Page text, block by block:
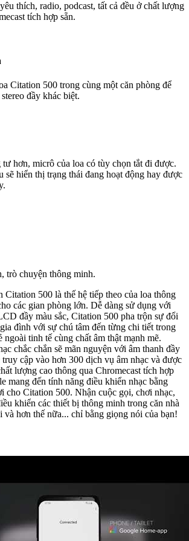
thích, radio, podcast, tất cả đều ở chất lượng
tích hợp sẵn.
Citation 500 trong cùng một căn phòng để
đầy khác biệt.
hơn, micrô của loa có tùy chọn tắt đi được.
hiển thị trạng thái đang hoạt động hay được
trò chuyện thông minh.
Citation 500 là thế hệ tiếp theo của loa thông
các gian phòng lớn. Dễ dàng sử dụng với
đầy màu sắc, Citation 500 pha trộn sự đổi
đình với sự chú tâm đến từng chi tiết trong
ngoài tinh tế cùng chất âm thật mạnh mẽ.
chắc chắn sẽ mãn nguyện với âm thanh đầy
cập vào hơn 300 dịch vụ âm nhạc và được
lượng cao thông qua Chromecast tích hợp
mang đến tính năng điều khiển nhạc bằng
cho Citation 500. Nhận cuộc gọi, chơi nhạc,
khiển các thiết bị thông minh trong căn nhà
và hơn thế nữa... chỉ bằng giọng nói của bạn!